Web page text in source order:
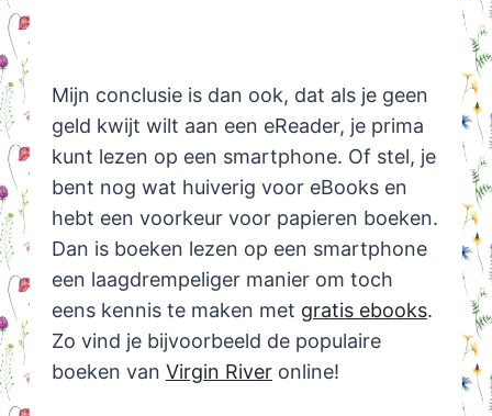
Mijn conclusie is dan ook, dat als je geen
geld kwijt wilt aan een eReader, je prima
kunt lezen op een smartphone. Of stel, je
bent nog wat huiverig voor eBooks en
hebt een voorkeur voor papieren boeken.
Dan is boeken lezen op een smartphone
een laagdrempeliger manier om toch
eens kennis te maken met gratis ebooks.
Zo vind je bijvoorbeeld de populaire
boeken van Virgin Riveronline!